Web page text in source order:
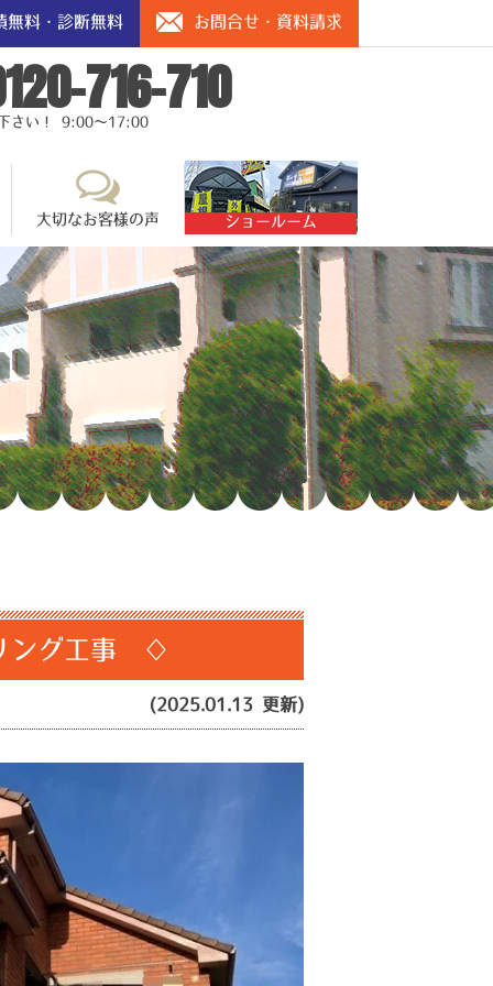
無料・診断無料 お問合せ・資料請求
716-710
さい！ 9:00～17:00
大切なお客様の声 ショールーム
ング工事 ♢
(2025.01.13 更新)